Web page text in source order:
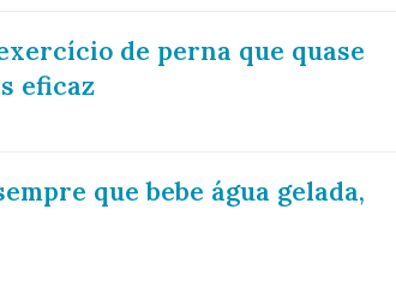
de perna que quase
eficaz
que bebe água gelada,